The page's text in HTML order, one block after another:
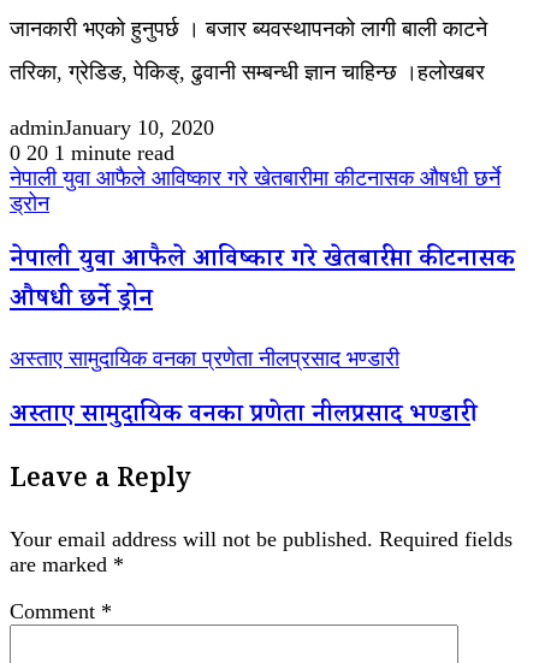
जानकारी भएको हुनुपर्छ । बजार ब्यवस्थापनको लागी बाली काटने
तरिका, ग्रेडिङ, पेकिङ्, ढुवानी सम्बन्धी ज्ञान चाहिन्छ ।हलोखबर
adminJanuary 10, 2020
0 20 1 minute read
नेपाली युवा आफैले आविष्कार गरे खेतबारीमा कीटनासक औषधी छर्ने
ड्रोन
नेपाली युवा आफैले आविष्कार गरे खेतबारीमा कीटनासक
औषधी छर्ने ड्रोन
अस्ताए सामुदायिक वनका प्रणेता नीलप्रसाद भण्डारी
अस्ताए सामुदायिक वनका प्रणेता नीलप्रसाद भण्डारी
Leave a Reply
Your email address will not be published. Required fields
are marked *
Comment *